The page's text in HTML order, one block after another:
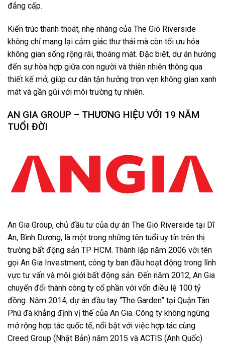
đẳng cấp.
Kiến trúc thanh thoát, nhẹ nhàng của The Gió Riverside
không chỉ mang lại cảm giác thư thái mà còn tối ưu hóa
không gian sống rộng rãi, thoáng mát. Đặc biệt, dự án hướng
đến sự hòa hợp giữa con người và thiên nhiên thông qua
thiết kế mở, giúp cư dân tận hưởng trọn vẹn không gian xanh
mát và gần gũi với môi trường tự nhiên.
AN GIA GROUP – THƯƠNG HIỆU VỚI 19 NĂM
TUỔI ĐỜI
An Gia Group, chủ đầu tư của dự án The Gió Riverside tại Dĩ
An, Bình Dương, là một trong những tên tuổi uy tín trên thị
trường bất động sản TP HCM. Thành lập năm 2006 với tên
gọi An Gia Investment, công ty ban đầu hoạt động trong lĩnh
vực tư vấn và môi giới bất động sản. Đến năm 2012, An Gia
chuyển đổi thành công ty cổ phần với vốn điều lệ 100 tỷ
đồng. Năm 2014, dự án đầu tay “The Garden” tại Quận Tân
Phú đã khẳng định vị thế của An Gia. Công ty không ngừng
mở rộng hợp tác quốc tế, nổi bật với việc hợp tác cùng
Creed Group (Nhật Bản) năm 2015 và ACTIS (Anh Quốc)